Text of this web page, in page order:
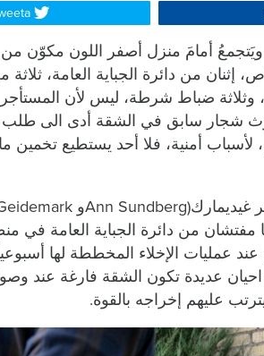
9.20 دقيقة ويَتجمعُ أمامَ منزل أصفر اللون
إثنان من دائرة الجباية العامة،
وثلاثة ضباط شرطة، ليس لأن
شجار سابق في الشقة أدى الى طلب
أمنية، فلا أحد يستطيع
عمليات الإخلاء المخططة لها
عديدة تكون الشقة فارغة عند
عليهم إخراجه بالقوة.